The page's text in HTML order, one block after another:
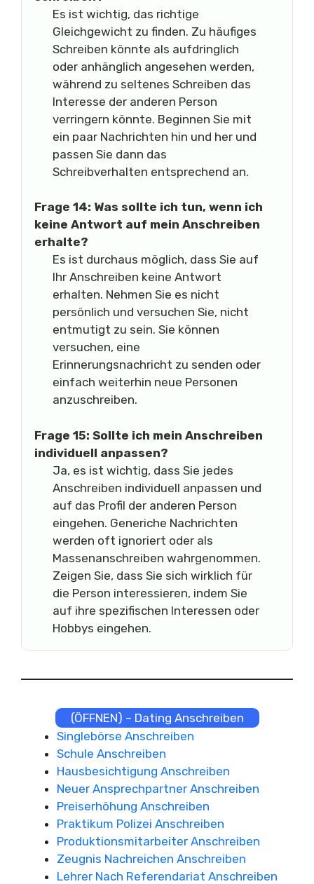
Es ist wichtig, das richtige
Gleichgewicht zu finden. Zu häufiges
Schreiben könnte als aufdringlich
oder anhänglich angesehen werden,
während zu seltenes Schreiben das
Interesse der anderen Person
verringern könnte. Beginnen Sie mit
ein paar Nachrichten hin und her und
passen Sie dann das
Schreibverhalten entsprechend an.
Frage 14: Was sollte ich tun, wenn ich
keine Antwort auf mein Anschreiben
erhalte?
Es ist durchaus möglich, dass Sie auf
Ihr Anschreiben keine Antwort
erhalten. Nehmen Sie es nicht
persönlich und versuchen Sie, nicht
entmutigt zu sein. Sie können
versuchen, eine
Erinnerungsnachricht zu senden oder
einfach weiterhin neue Personen
anzuschreiben.
Frage 15: Sollte ich mein Anschreiben
individuell anpassen?
Ja, es ist wichtig, dass Sie jedes
Anschreiben individuell anpassen und
auf das Profil der anderen Person
eingehen. Generiche Nachrichten
werden oft ignoriert oder als
Massenanschreiben wahrgenommen.
Zeigen Sie, dass Sie sich wirklich für
die Person interessieren, indem Sie
auf ihre spezifischen Interessen oder
Hobbys eingehen.
(ÖFFNEN) – Dating Anschreiben
Singlebörse Anschreiben
Schule Anschreiben
Hausbesichtigung Anschreiben
Neuer Ansprechpartner Anschreiben
Preiserhöhung Anschreiben
Praktikum Polizei Anschreiben
Produktionsmitarbeiter Anschreiben
Zeugnis Nachreichen Anschreiben
Lehrer Nach Referendariat Anschreiben